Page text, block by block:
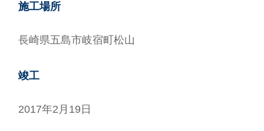
施工場所
長崎県五島市岐宿町松山
竣工
2017年2月19日